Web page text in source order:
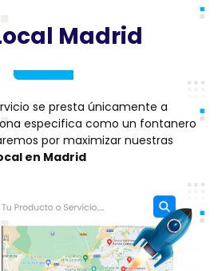
Madrid
se presta únicamente a
especifica como un fontanero
por maximizar nuestras
en Madrid